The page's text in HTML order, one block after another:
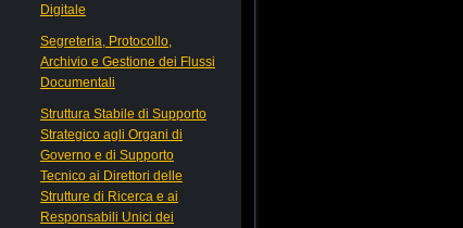
Digitale
Segreteria, Protocollo,
Archivio e Gestione dei Flussi
Documentali
Struttura Stabile di Supporto
Strategico agli Organi di
Governo e di Supporto
Tecnico ai Direttori delle
Strutture di Ricerca e ai
Responsabili Unici dei